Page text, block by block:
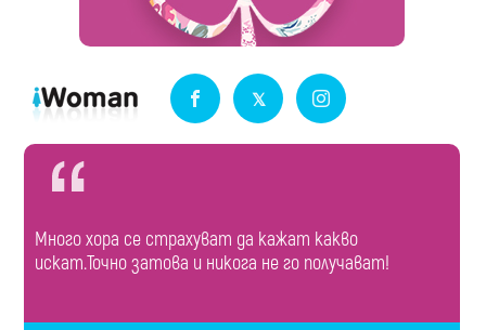
Много хора се страхуват да кажат какво
искат.Точно затова и никога не го получават!